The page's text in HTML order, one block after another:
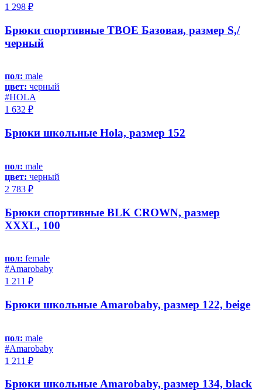
1 298 ₽
Брюки спортивные ТВОЕ Базовая, размер S,/
черный
пол: male
цвет: черный
#HOLA
1 632 ₽
Брюки школьные Hola, размер 152
пол: male
цвет: черный
2 783 ₽
Брюки спортивные BLK CROWN, размер
XXXL, 100
пол: female
#Amarobaby
1 211 ₽
Брюки школьные Amarobaby, размер 122, beige
пол: male
#Amarobaby
1 211 ₽
Брюки школьные Amarobaby, размер 134, black